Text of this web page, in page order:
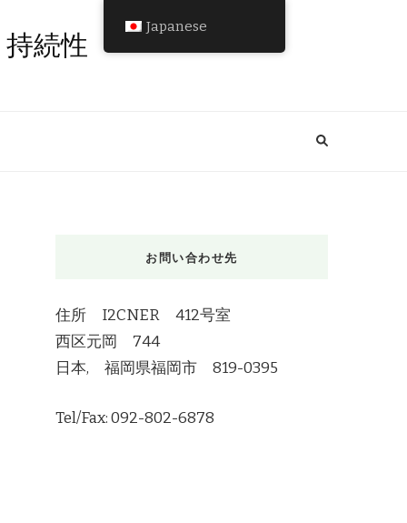
続性
お問い合わせ先
住所 I2CNER 412号室
西区元岡 744
日本, 福岡県福岡市 819-0395
Tel/Fax: 092-802-6878
Japanese